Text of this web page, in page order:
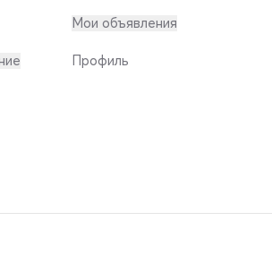
Мои объявления
Профиль